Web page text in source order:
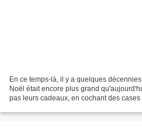
En ce temps-là, il y a quelques
Noël était encore plus grand
pas leurs cadeaux, en cochant des